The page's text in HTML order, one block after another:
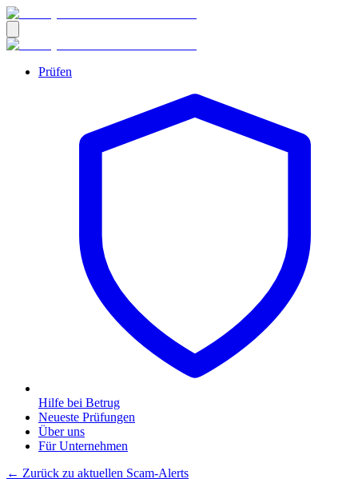
Prüfen
Hilfe bei Betrug
Neueste Prüfungen
Über uns
Für Unternehmen
← Zurück zu aktuellen Scam-Alerts